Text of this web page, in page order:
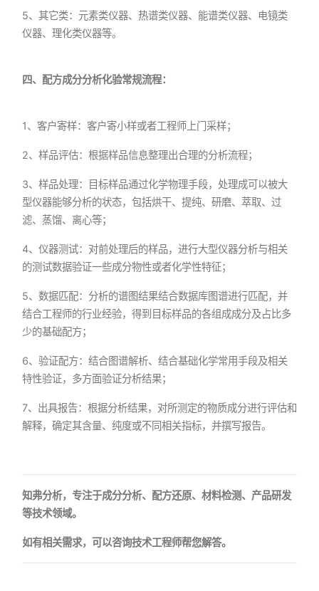
5、其它类：元素类仪器、热谱类仪器、能谱类仪器、电镜类
仪器、理化类仪器等。
四、配方成分分析化验常规流程：
1、客户寄样：客户寄小样或者工程师上门采样；
2、样品评估：根据样品信息整理出合理的分析流程；
3、样品处理：目标样品通过化学物理手段，处理成可以被大
型仪器能够分析的状态，包括烘干、提纯、研磨、萃取、过
滤、蒸馏、离心等；
4、仪器测试：对前处理后的样品，进行大型仪器分析与相关
的测试数据验证一些成分物性或者化学性特征；
5、数据匹配：分析的谱图结果结合数据库图谱进行匹配，并
结合工程师的行业经验，得到目标样品的各组成成分及占比多
少的基础配方；
6、验证配方：结合图谱解析、结合基础化学常用手段及相关
特性验证，多方面验证分析结果；
7、出具报告：根据分析结果，对所测定的物质成分进行评估和
解释，确定其含量、纯度或不同相关指标，并撰写报告。
知弗分析，专注于成分分析、配方还原、材料检测、产品研发
等技术领域。
如有相关需求，可以咨询技术工程师帮您解答。